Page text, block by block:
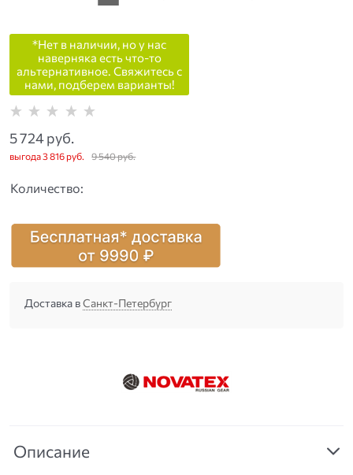
*Нет в наличии, но у нас
наверняка есть что-то
альтернативное. Свяжитесь с
нами, подберем варианты!
9 540 руб.
5 724 руб.
выгода3 816 руб.
Количество:
Доставка вСанкт-Петербург
Описание